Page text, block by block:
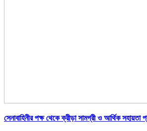
সেনাবাহিনীর পক্ষ থেকে ক্রীড়া সামগ্রী ও আর্থিক সহায়তা